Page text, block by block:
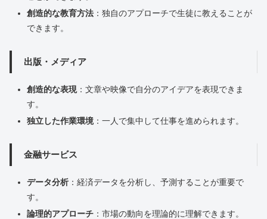
創造的な教育方法：独自のアプローチで生徒に教えることが
できます。
出版・メディア
創造的な表現：文章や映像で自分のアイデアを表現できま
す。
独立した作業環境：一人で集中して仕事を進められます。
金融サービス
データ分析：経済データを分析し、予測することが重要で
す。
論理的アプローチ：市場の動向を理論的に理解できます。